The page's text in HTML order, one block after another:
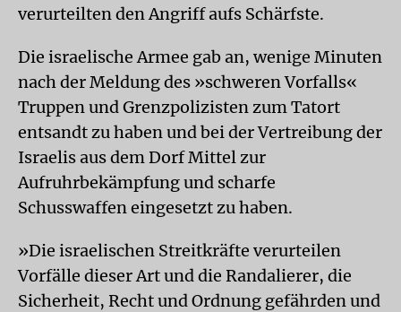
verurteilten den Angriff aufs Schärfste.
Die israelische Armee gab an, wenige Minuten
nach der Meldung des »schweren Vorfalls«
Truppen und Grenzpolizisten zum Tatort
entsandt zu haben und bei der Vertreibung der
Israelis aus dem Dorf Mittel zur
Aufruhrbekämpfung und scharfe
Schusswaffen eingesetzt zu haben.
»Die israelischen Streitkräfte verurteilen
Vorfälle dieser Art und die Randalierer, die
Sicherheit, Recht und Ordnung gefährden und